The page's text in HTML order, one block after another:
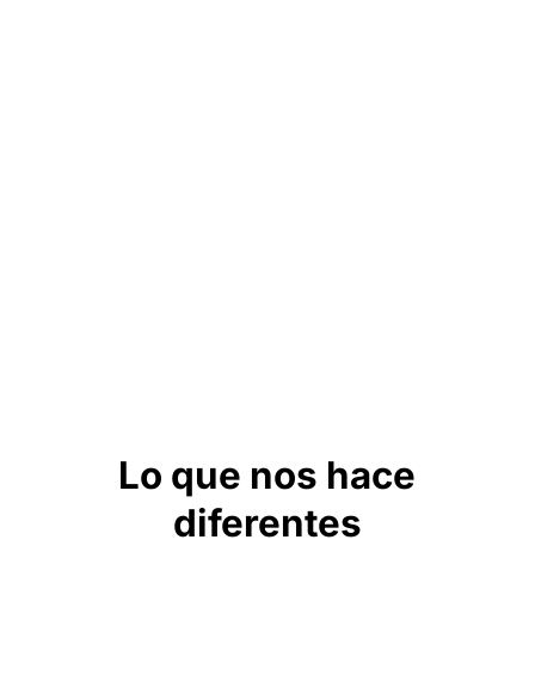
Lo que nos hace
diferentes